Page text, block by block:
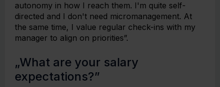
autonomy in how I reach them. I'm quite self-
directed and I don't need micromanagement. At
the same time, I value regular check-ins with my
manager to align on priorities”.
„What are your salary
expectations?”